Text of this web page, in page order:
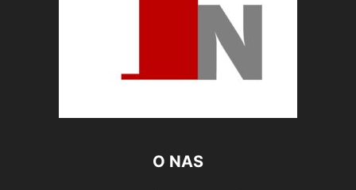
O NAS